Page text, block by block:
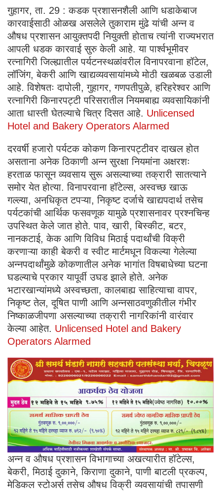
गुहागर, ता. 29 : कडक प्रशासनशैली आणि धडाकेबाज
कारवाईसाठी ओळख असलेले तुकाराम मुंढे यांची अन्न व
औषध प्रशासन आयुक्तपदी नियुक्ती होताच त्यांनी राज्यभरात
आपली धडक कारवाई सुरु केली आहे. या पार्श्वभूमीवर
रत्नागिरी जिल्ह्यातील पर्यटनस्थळांवरील विनापरवाना हॉटेल,
लॉजिंग, बेकरी आणि खाद्यव्यवसायांमध्ये मोठी खळबळ उडाली
आहे. विशेषतः दापोली, गुहागर, गणपतीपुळे, हरिहरेश्वर आणि
रत्नागिरी किनारपट्टी परिसरातील नियमबाह्य व्यवसायिकांनी
आता धास्ती घेतल्याचे चित्र दिसत आहे. Unlicensed
Hotel and Bakery Operators Alarmed
दरवर्षी हजारो पर्यटक कोकण किनारपट्टीवर दाखल होत
असताना अनेक ठिकाणी अन्न सुरक्षा नियमांना अक्षरशः
हरताळ फासून व्यवसाय सुरू असल्याच्या तक्रारी सातत्याने
समोर येत होत्या. विनापरवाना हॉटेल्स, अस्वच्छ खाऊ
गल्ल्या, अनधिकृत टपऱ्या, निकृष्ट दर्जाचे खाद्यपदार्थ तसेच
पर्यटकांची आर्थिक फसवणूक यामुळे प्रशासनावर प्रश्नचिन्ह
उपस्थित केले जात होते. पाव, खारी, बिस्कीट, बटर,
नानकटाई, केक आणि विविध मिठाई पदार्थांची विक्री
करणाऱ्या काही बेकरी व स्वीट मार्टमधून विकल्या गेलेल्या
अन्नपदार्थांमुळे कोकणातील अनेक भागांत विषबाधेच्या घटना
घडल्याचे प्रकार यापूर्वी उघड झाले होते. अनेक
भटारखान्यांमध्ये अस्वच्छता, कालबाह्य साहित्याचा वापर,
निकृष्ट तेल, दूषित पाणी आणि अन्नसाठवणुकीतील गंभीर
निष्काळजीपणा असल्याच्या तक्रारी नागरिकांनी वारंवार
केल्या आहेत. Unlicensed Hotel and Bakery
Operators Alarmed
अन्न व औषध प्रशासन विभागाच्या अखत्यारीत हॉटेल्स,
बेकरी, मिठाई दुकाने, किराणा दुकाने, पाणी बाटली प्रकल्प,
मेडिकल स्टोअर्स तसेच औषध विक्री व्यवसायांची तपासणी